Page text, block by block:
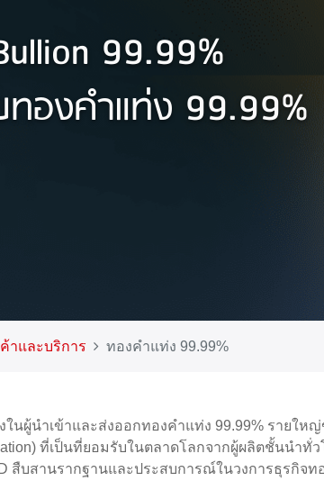
99.99%
องคำแท่ง 99.99%
าและบริการ ทองคำแท่ง 99.99%
ในผู้นำเข้าและส่งออกทองคำแท่ง 99.99% รายให
ที่เป็นที่ยอมรับในตลาดโลกจากผู้ผลิตชั้นนำทั่ว
สืบสานรากฐานและประสบการณ์ในวงการธุรกิ